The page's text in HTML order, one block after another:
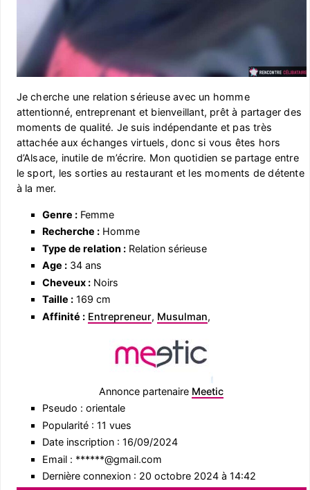
Je cherche une relation sérieuse avec un homme
attentionné, entreprenant et bienveillant, prêt à partager des
moments de qualité. Je suis indépendante et pas très
attachée aux échanges virtuels, donc si vous êtes hors
d’Alsace, inutile de m’écrire. Mon quotidien se partage entre
le sport, les sorties au restaurant et les moments de détente
à la mer.
Genre :Femme
Recherche :Homme
Type de relation :Relation sérieuse
Age :34 ans
Cheveux :Noirs
Taille :169 cm
Affinité : Entrepreneur, Musulman,
Annonce partenaire Meetic
Pseudo : orientale
Popularité : 11 vues
Date inscription : 16/09/2024
Email : ******@gmail.com
Dernière connexion : 20 octobre 2024 à 14:42